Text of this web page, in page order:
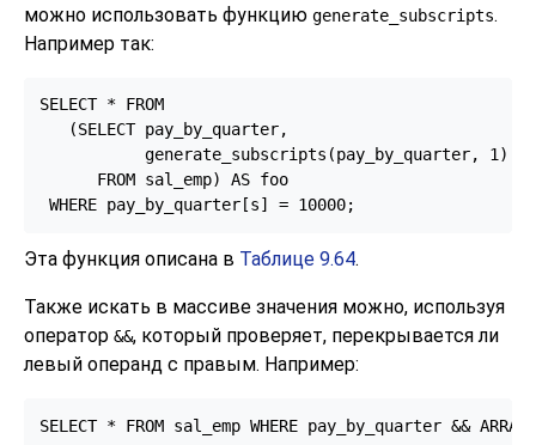
можно использовать функцию generate_subscripts.
Например так:
SELECT * FROM
   (SELECT pay_by_quarter,
generate_subscripts(pay_by_quarter, 1)
      FROM sal_emp) AS foo
WHERE pay_by_quarter[s] = 10000;
Эта функция описана в Таблице 9.64.
Также искать в массиве значения можно, используя
оператор &&, который проверяет, перекрывается ли
левый операнд с правым. Например:
SELECT * FROM sal_emp WHERE pay_by_quarter &&